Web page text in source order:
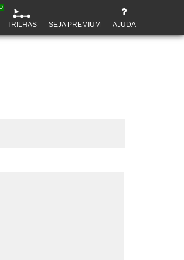
TRILHAS SEJA PREMIUM AJUDA